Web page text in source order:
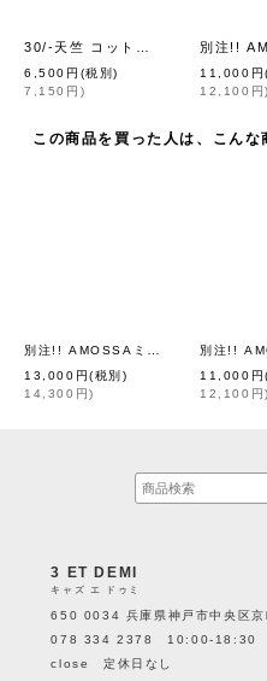
6,500 円 (税別)
7,150 円 )
11,000 円
12,100 円)
この商品を買った人は、こん
13,000 円(税別)
14,300 円)
11,000 円
12,100 円)
3 ET DEMI
キャズ エ ドゥミ
650 0034 兵庫県神戸市中央区京
078 334 2378 10:00-18:30
close 定休日なし